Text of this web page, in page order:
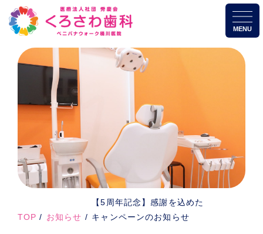
TOP お知らせ
【5周年記念】感謝を込めた
キャンペーンのお知らせ
MENU